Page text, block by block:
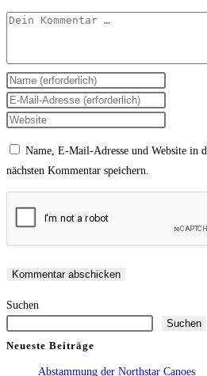
Kommentar
Gib
deinen
Namen
Benutzernamen
Gib
deine
Kommentieren
Gib
(optional)
Name, E-Mail-Adresse und Website in
nächsten Kommentar speichern.
Suchen
Suchen
Neueste Beiträge
Abstammung der Northstar Canoes